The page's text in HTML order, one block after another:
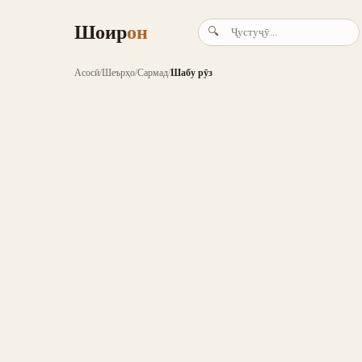
Шоирон 🔍
Асосӣ/Шеърҳо/Сармад/Шабу рӯз